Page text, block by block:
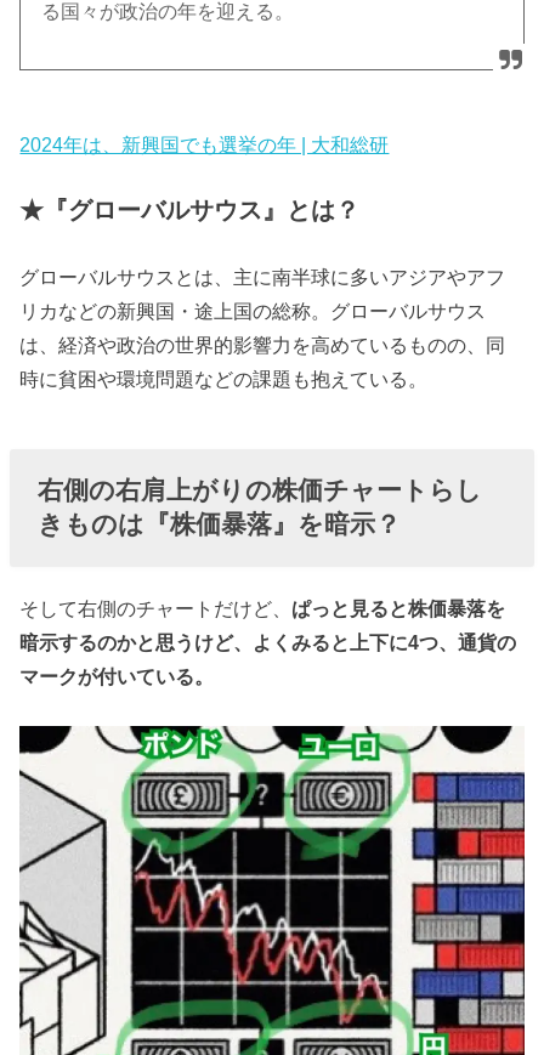
る国々が政治の年を迎える。
2024年は、新興国でも選挙の年 | 大和総研
★『グローバルサウス』とは？
グローバルサウスとは、主に南半球に多いアジアやアフ
リカなどの新興国・途上国の総称。グローバルサウス
は、経済や政治の世界的影響力を高めているものの、同
時に貧困や環境問題などの課題も抱えている。
右側の右肩上がりの株価チャートらし
きものは『株価暴落』を暗示？
そして右側のチャートだけど、 ぱっと見ると株価暴落を
暗示するのかと思うけど、よくみると上下に4つ、通貨の
マークが付いている。